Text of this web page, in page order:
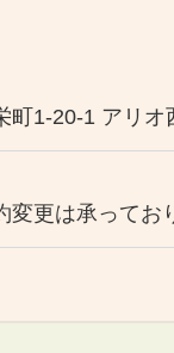
町1-20-1 アリオ
更は承ってお